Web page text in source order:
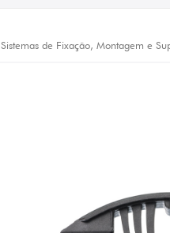
Sistemas de Fixação, Montagem e